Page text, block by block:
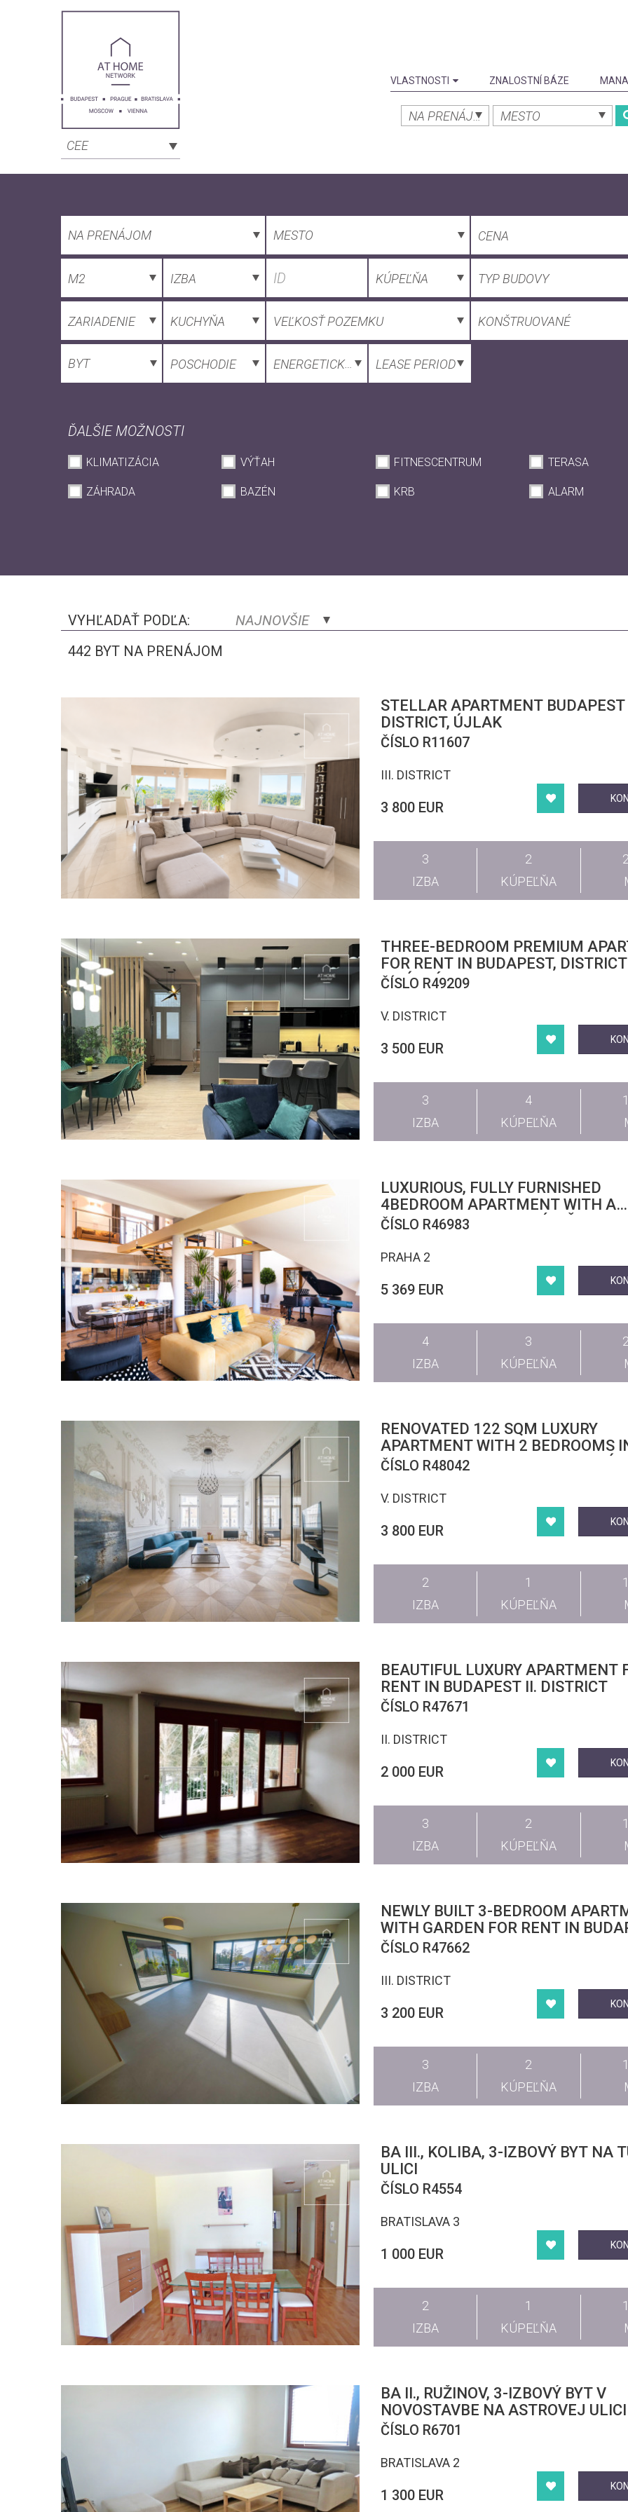
CEE
VLASTNOSTI ZNALOSTNÍ BÁZE
NA PRENÁJOM MESTO
NA PRENÁJOM MESTO CENA
M2 IZBA KÚPEĽŇA TYP BUDOVY
ZARIADENIE KUCHYŇA VEĽKOSŤ POZEMKU KONŠTRUOVANÉ
BYT POSCHODIE ENERGETICKÝ CERTIFIKÁT
LEASE PERIOD
ĎALŠIE MOŽNOSTI
KLIMATIZÁCIA VÝŤAH FITNESCENTRUM TERASA
ZÁHRADA BAZÉN KRB ALARM
VYHĽADAŤ PODĽA:
NAJNOVŠIE
442 BYT NA PRENÁJOM
STELLAR APARTMENT BUDAPEST
DISTRICT, ÚJLAK
ČÍSLO R11607
III. DISTRICT
3 800 EUR
3
IZBA
2
KÚPEĽŇA
THREE-BEDROOM PREMIUM
FOR RENT IN BUDAPEST,
LIPÓTVÁROS
ČÍSLO R49209
V. DISTRICT
3 500 EUR
3
IZBA
4
KÚPEĽŇA
LUXURIOUS, FULLY FURNISHED
4BEDROOM APARTMENT WITH A
CHARMING VIEW. NOVÉ MĚSTO
ČÍSLO R46983
PRAHA 2
5 369 EUR
4
IZBA
3
KÚPEĽŇA
RENOVATED 122 SQM LUXURY
APARTMENT WITH 2 BEDROOMS
BUDAPEST’S 5TH DISTRICT,
ČÍSLO R48042
V. DISTRICT
3 800 EUR
2
IZBA
1
KÚPEĽŇA
BEAUTIFUL LUXURY APARTMENT
RENT IN BUDAPEST II. DISTRICT
ČÍSLO R47671
II. DISTRICT
2 000 EUR
3
IZBA
2
KÚPEĽŇA
NEWLY BUILT 3-BEDROOM
WITH GARDEN FOR RENT IN
DISTRICT
ČÍSLO R47662
III. DISTRICT
3 200 EUR
3
IZBA
2
KÚPEĽŇA
BA III., KOLIBA, 3-IZBOVÝ BYT NA
ULICI
ČÍSLO R4554
BRATISLAVA 3
1 000 EUR
2
IZBA
1
KÚPEĽŇA
BA II., RUŽINOV, 3-IZBOVÝ BYT V
NOVOSTAVBE NA ASTROVEJ ULICI
ČÍSLO R6701
BRATISLAVA 2
1 300 EUR